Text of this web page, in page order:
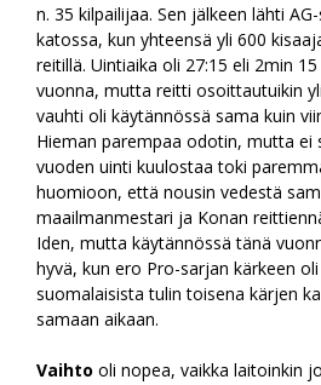
n. 35 kilpailijaa. Sen jälkeen lähti
katossa, kun yhteensä yli 600
reitillä. Uintiaika oli 27:15 eli 2min
vuonna, mutta reitti osoittautuikin
vauhti oli käytännössä sama kuin
Hieman parempaa odotin, mutta ei
vuoden uinti kuulostaa toki
huomioon, että nousin vedestä
maailmanmestari ja Konan
Iden, mutta käytännössä tänä
hyvä, kun ero Pro-sarjan kärkeen
suomalaisista tulin toisena kärjen
samaan aikaan.
Vaihto oli nopea, vaikka laitoinkin